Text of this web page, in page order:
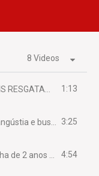
8 Videos
1:13
3:25
4:54